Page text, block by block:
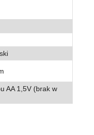
AA 1,5V (brak w